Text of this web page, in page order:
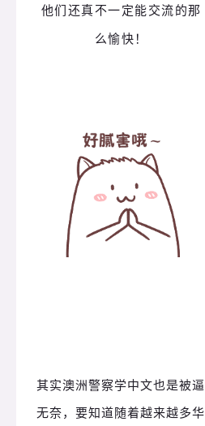
他们还真不一定能交流的那
么愉快！
其实澳洲警察学中文也是被逼
无奈，要知道随着越来越多华